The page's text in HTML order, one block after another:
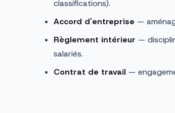
classifications).
Accord d'entreprise —
Règlement intérieur —
salariés.
Contrat de travail —